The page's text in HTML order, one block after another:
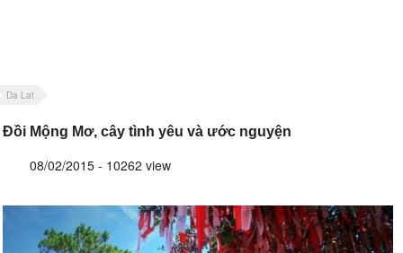
Da Lat
Đồi Mộng Mơ, cây tình yêu và ước nguyện
08/02/2015 - 10262 view